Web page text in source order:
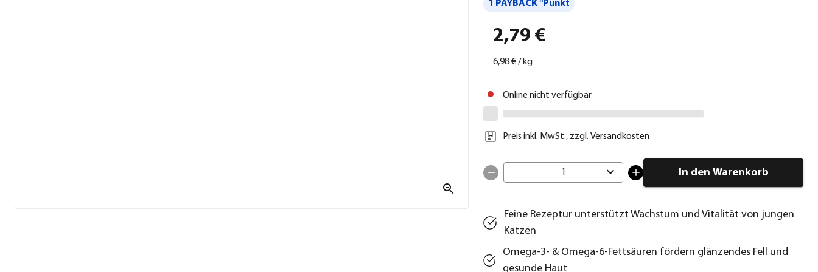
1 PAYBACK °Punkt
2,79 €
6,98 €/ kg
Online nicht verfügbar
Preis inkl. MwSt., zzgl. Versandkosten
1 In den Warenkorb
Feine Rezeptur unterstützt Wachstum und Vitalität von jungen
Katzen
Omega-3- & Omega-6-Fettsäuren fördern glänzendes Fell und
gesunde Haut